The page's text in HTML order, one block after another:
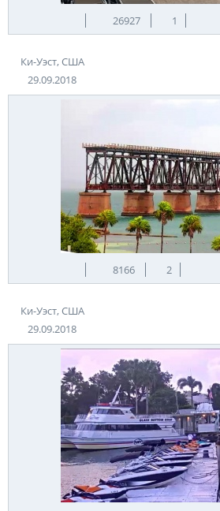
26927 1
Ки-Уэст, США
29.09.2018
8166 2
Ки-Уэст, США
29.09.2018